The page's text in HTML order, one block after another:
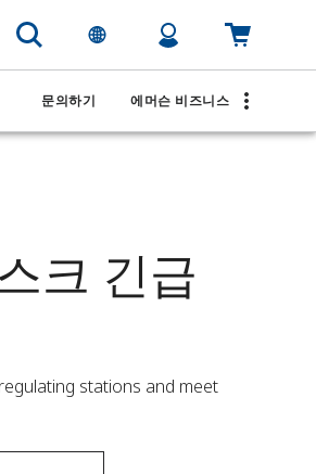
문의하기 에머슨 비즈니스
크 긴급
stations and meet